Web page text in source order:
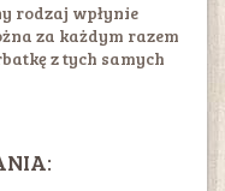
rodzaj wpłynie
za każdym razem
z tych samych